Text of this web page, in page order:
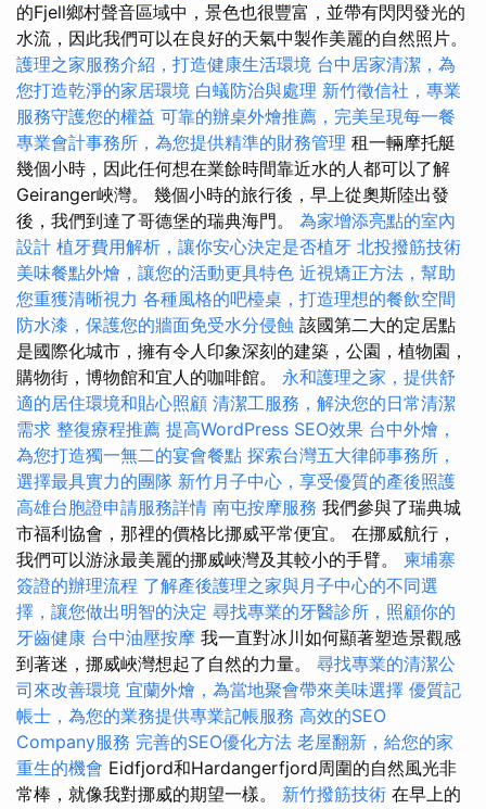
的Fjell鄉村聲音區域中，景色也很豐富，並帶有閃閃發光的
水流，因此我們可以在良好的天氣中製作美麗的自然照片。
護理之家服務介紹，打造健康生活環境 台中居家清潔，為
您打造乾淨的家居環境 白蟻防治與處理 新竹徵信社，專業
服務守護您的權益 可靠的辦桌外燴推薦，完美呈現每一餐
專業會計事務所，為您提供精準的財務管理 租一輛摩托艇
幾個小時，因此任何想在業餘時間靠近水的人都可以了解
Geiranger峽灣。 幾個小時的旅行後，早上從奧斯陸出發
後，我們到達了哥德堡的瑞典海門。 為家增添亮點的室內
設計 植牙費用解析，讓你安心決定是否植牙 北投撥筋技術
美味餐點外燴，讓您的活動更具特色 近視矯正方法，幫助
您重獲清晰視力 各種風格的吧檯桌，打造理想的餐飲空間
防水漆，保護您的牆面免受水分侵蝕 該國第二大的定居點
是國際化城市，擁有令人印象深刻的建築，公園，植物園，
購物街，博物館和宜人的咖啡館。 永和護理之家，提供舒
適的居住環境和貼心照顧 清潔工服務，解決您的日常清潔
需求 整復療程推薦 提高WordPress SEO效果 台中外燴，
為您打造獨一無二的宴會餐點 探索台灣五大律師事務所，
選擇最具實力的團隊 新竹月子中心，享受優質的產後照護
高雄台胞證申請服務詳情 南屯按摩服務 我們參與了瑞典城
市福利協會，那裡的價格比挪威平常便宜。 在挪威航行，
我們可以游泳最美麗的挪威峽灣及其較小的手臂。 柬埔寨
簽證的辦理流程 了解產後護理之家與月子中心的不同選
擇，讓您做出明智的決定 尋找專業的牙醫診所，照顧你的
牙齒健康 台中油壓按摩 我一直對冰川如何顯著塑造景觀感
到著迷，挪威峽灣想起了自然的力量。 尋找專業的清潔公
司來改善環境 宜蘭外燴，為當地聚會帶來美味選擇 優質記
帳士，為您的業務提供專業記帳服務 高效的SEO
Company服務 完善的SEO優化方法 老屋翻新，給您的家
重生的機會 Eidfjord和Hardangerfjord周圍的自然風光非
常棒，就像我對挪威的期望一樣。 新竹撥筋技術 在早上的